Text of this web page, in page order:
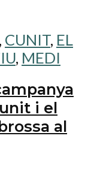
, CUNIT, EL
, MEDI
i el
al